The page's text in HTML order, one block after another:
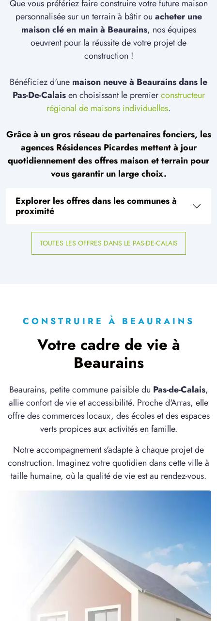
Que vous préfériez faire construire votre future maison
personnalisée sur un terrain à bâtir ou acheter une
maison clé en main à Beaurains, nos équipes
oeuvrent pour la réussite de votre projet de
construction !
Bénéficiez d'une maison neuve à Beaurains dans le
Pas-De-Calaisen choisissant le premierconstructeur
régional de maisons individuelles.
Grâce à un gros réseau de partenaires fonciers, les
agences Résidences Picardes mettent à jour
quotidiennement des offres maison et terrain pour
vous garantir un large choix.
Explorer les offres dans les communes à
proximité
TOUTES LES OFFRES DANS LE PAS-DE-CALAIS
CONSTRUIRE À BEAURAINS
Votre cadre de vie à
Beaurains
Beaurains, petite commune paisible du Pas-de-Calais,
allie confort de vie et accessibilité. Proche d'Arras, elle
offre des commerces locaux, des écoles et des espaces
verts propices aux activités en famille.
Notre accompagnement s'adapte à chaque projet de
construction. Imaginez votre quotidien dans cette ville à
taille humaine, où la qualité de vie est au rendez-vous.